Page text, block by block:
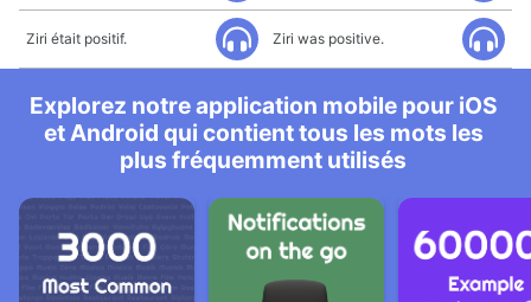
Ziri était positif. Ziri was positive.
Explorez notre application mobile pour iOS
et Android qui contient tous les mots les
plus fréquemment utilisés